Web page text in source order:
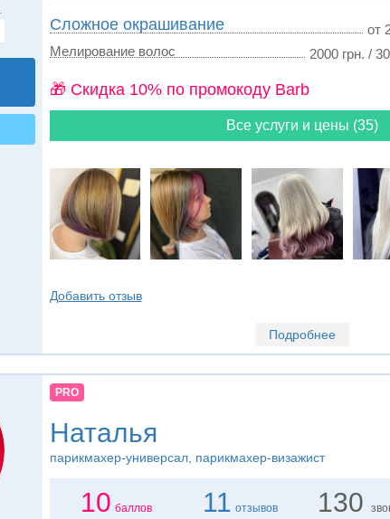
Сложное окрашивание
от
Мелирование волос
2000 грн. /
🎁 Cкидка 10% по промокоду Barb
Все услуги и цены (35)
Добавить отзыв
Подробнее
PRO
Наталья
парикмахер-универсал, парикмахер-визажист
10 баллов 11 отзывов 130